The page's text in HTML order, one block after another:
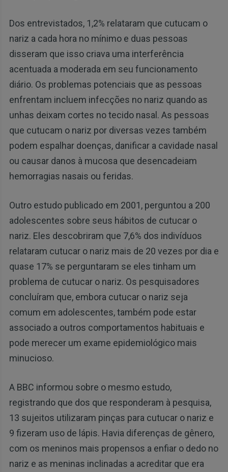
Dos entrevistados, 1,2% relataram que cutucam o
nariz a cada hora no mínimo e duas pessoas
disseram que isso criava uma interferência
acentuada a moderada em seu funcionamento
diário. Os problemas potenciais que as pessoas
enfrentam incluem infecções no nariz quando as
unhas deixam cortes no tecido nasal. As pessoas
que cutucam o nariz por diversas vezes também
podem espalhar doenças, danificar a cavidade nasal
ou causar danos à mucosa que desencadeiam
hemorragias nasais ou feridas.
Outro estudo publicado em 2001, perguntou a 200
adolescentes sobre seus hábitos de cutucar o
nariz. Eles descobriram que 7,6% dos indivíduos
relataram cutucar o nariz mais de 20 vezes por dia e
quase 17% se perguntaram se eles tinham um
problema de cutucar o nariz. Os pesquisadores
concluíram que, embora cutucar o nariz seja
comum em adolescentes, também pode estar
associado a outros comportamentos habituais e
pode merecer um exame epidemiológico mais
minucioso.
A BBC informou sobre o mesmo estudo,
registrando que dos que responderam à pesquisa,
13 sujeitos utilizaram pinças para cutucar o nariz e
9 fizeram uso de lápis. Havia diferenças de gênero,
com os meninos mais propensos a enfiar o dedo no
nariz e as meninas inclinadas a acreditar que era